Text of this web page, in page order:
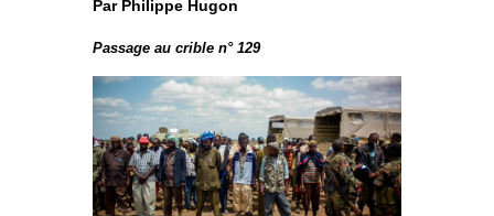
Par Philippe Hugon
Passage au crible n° 129